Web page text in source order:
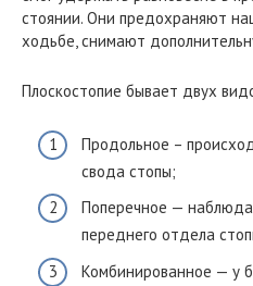
стоянии. Они предохраняют
ходьбе, снимают
Плоскостопие бывает двух
Продольное –
свода стопы;
Поперечное —
переднего отдела
Комбинированное — у